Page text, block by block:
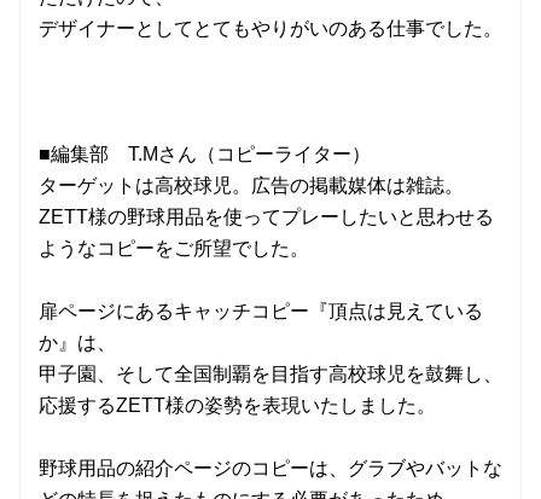
デザイナーとしてとてもやりがいのある仕事でした。
■編集部 T.Mさん（コピーライター）
ターゲットは高校球児。広告の掲載媒体は雑誌。
ZETT様の野球用品を使ってプレーしたいと思わせる
ようなコピーをご所望でした。
扉ページにあるキャッチコピー『頂点は見えている
か』は、
甲子園、そして全国制覇を目指す高校球児を鼓舞し、
応援するZETT様の姿勢を表現いたしました。
野球用品の紹介ページのコピーは、グラブやバットな